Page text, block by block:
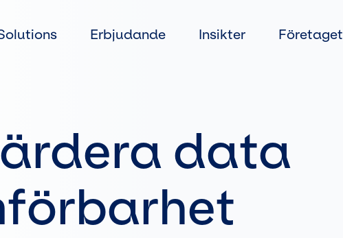
till
Erbjudande Insikter Företaget
data